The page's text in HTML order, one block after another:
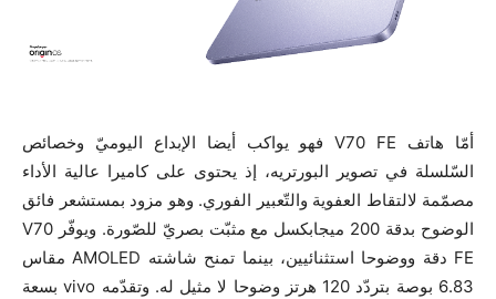
أمّا هاتف V70 FE فهو يواكب أيضا الإبداع اليوميّ وخصائص
السّلسلة في تصوير البورتريه، إذ يحتوى على كاميرا عالية الأداء
مصمّمة لالتقاط العفوية والتّعبير الفوري. وهو مزود بمستشعر فائق
الوضوح بدقة 200 ميجابكسل مع مثبّت بصريّ للصّورة. ويوفّر V70
FE دقة ووضوحا استثنائيين، بينما تمنح شاشته AMOLED مقاس
6.83 بوصة بتردّد 120 هرتز وضوحا لا مثيل له. وتقدّمه vivo بسعة